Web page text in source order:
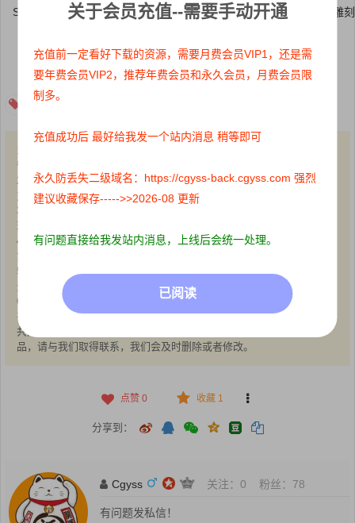
Sculpting In Blender For Beginners Course初学者Blender的完整雕
下载
1、本站所有文章内容均来源于互联网，我站仅作收集整理，VIP/积分
赞助/打赏等费用仅为维持网站正常运转;
2、本站部分文章、图片不代表本站立场，并不代表本站赞同其观点和
对其真实性负责;
3、本站一律禁止以任何方式发布或转载任何违法的相关信息，访客发
现请向站长举报;
4、本站资源大多存储在云盘，如发现链接失效，请联系我们，我们会
第一时间更新:
5、本站分享的高质量高清写真图集，出镜模特均为成年女性正常写真
无R18内容，仅限用于摄影爱好者提供素材与鉴赏学习;
6、本站所有文章、图片、资源等均为收集自互联网，版权归原作者所
有。仅作为个人学习、研究以及欣赏!请在下载后24小时内删除。
共同维护和谐健康的互联网!如果您发现本站上有侵犯您的权益的作
品，请与我们取得联系，我们会及时删除或者修改。
点赞 0 收藏 1
分享到：
Cgyss 关注： 0 粉丝： 78
有问题发私信！
关于会员充值--需要手动开通
充值前一定看好下载的资源，需要月费会员VIP1，还是需
要年费会员VIP2，推荐年费会员和永久会员，月费会员限
制多。
充值成功后 最好给我发一个站内消息 稍等即可
永久防丢失二级域名：https://cgyss-back.cgyss.com 强烈
建议收藏保存----->>2026-08 更新
有问题直接给我发站内消息，上线后会统一处理。
已阅读